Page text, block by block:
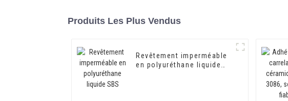
Produits Les Plus Vendus
Revêtement imperméable
en polyuréthane liquide